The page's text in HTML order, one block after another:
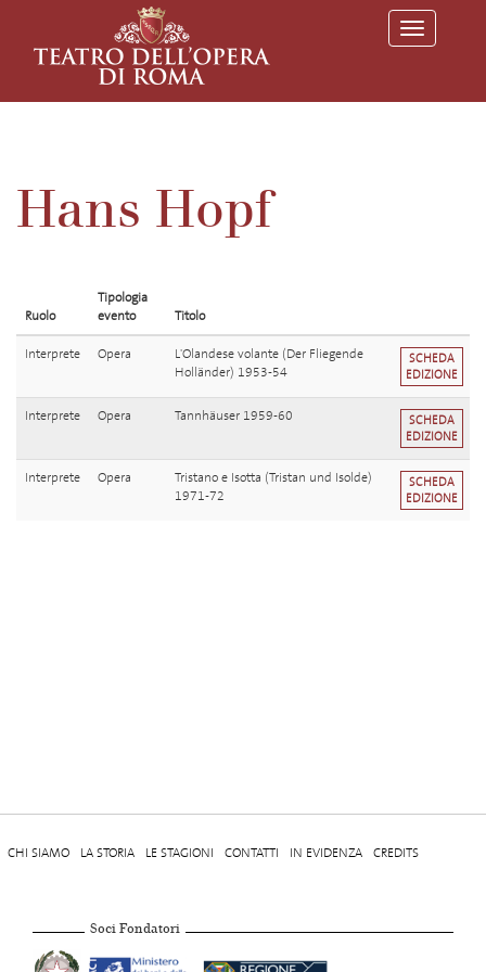
T
o
l
Hans Hopf
Ruolo
Tipologia
evento
Titolo
Interprete Opera
L'Olandese volante (Der Fliegende
Holländer) 1953-54
SCHEDA
EDIZIONE
Interprete Opera Tannhäuser 1959-60
SCHEDA
EDIZIONE
Interprete Opera
Tristano e Isotta (Tristan und Isolde)
1971-72
SCHEDA
EDIZIONE
CHI SIAMO LA STORIA LE STAGIONI CONTATTI IN EVIDENZA CREDITS
Soci Fondatori